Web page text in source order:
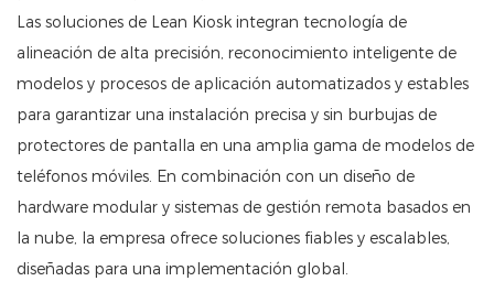
Las soluciones de Lean Kiosk integran tecnología de
alineación de alta precisión, reconocimiento inteligente de
modelos y procesos de aplicación automatizados y estables
para garantizar una instalación precisa y sin burbujas de
protectores de pantalla en una amplia gama de modelos de
teléfonos móviles. En combinación con un diseño de
hardware modular y sistemas de gestión remota basados ​​en
la nube, la empresa ofrece soluciones fiables y escalables,
diseñadas para una implementación global.